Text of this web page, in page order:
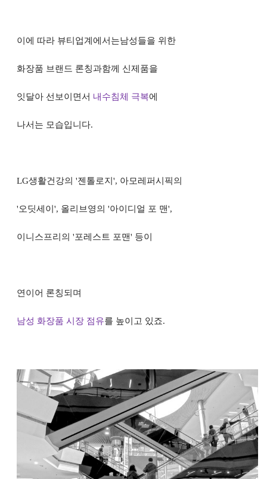
이에 따라 뷰티업계에서는남성들을 위한
화장품 브랜드 론칭과함께 신제품을
잇달아 선보이면서 내수침체 극복에
나서는 모습입니다.
LG생활건강의 '젠톨로지', 아모레퍼시픽의
'오딧세이', 올리브영의 '아이디얼 포 맨',
이니스프리의 '포레스트 포맨' 등이
연이어 론칭되며
남성 화장품 시장 점유를 높이고 있죠.